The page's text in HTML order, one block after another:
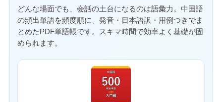
どんな場面でも、会話の土台になるのは語彙力。中国語
の頻出単語を頻度順に、発音・日本語訳・用例つきでま
とめたPDF単語帳です。スキマ時間で効率よく基礎が固
められます。